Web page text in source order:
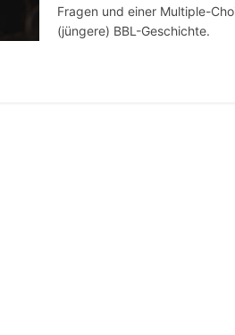
Fragen und einer Multiple-
(jüngere) BBL-Geschichte.